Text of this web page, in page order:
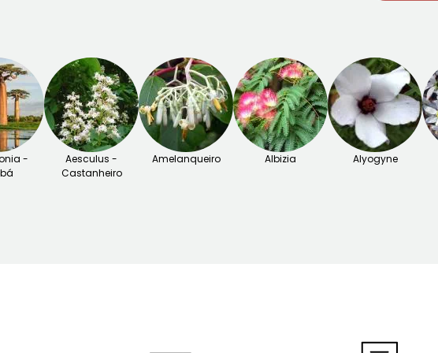
-
Aesculus -
Castanheiro
Amelanqueiro Albizia Alyogyne